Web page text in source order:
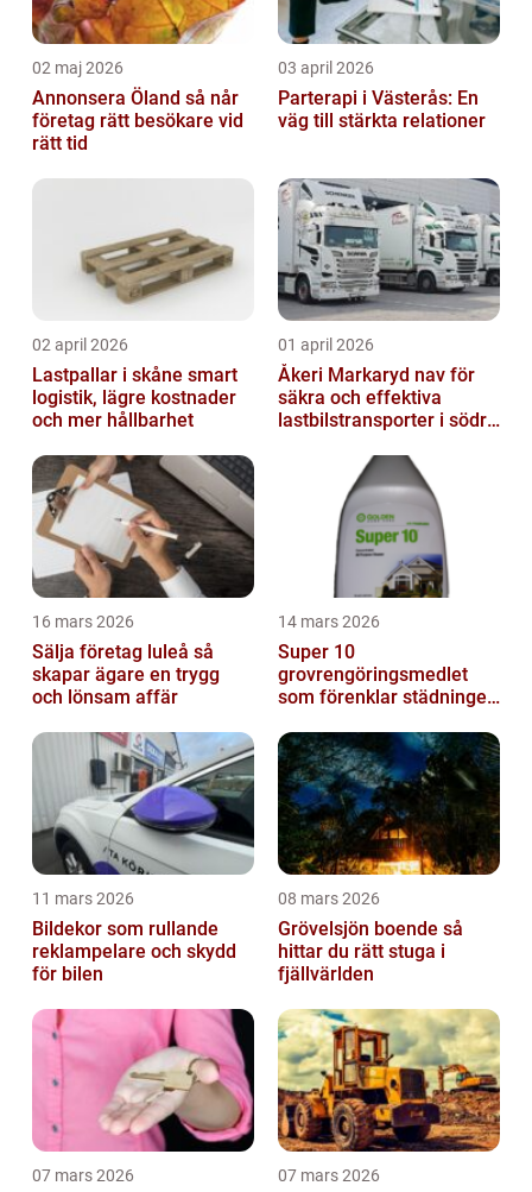
02 maj 2026
Annonsera Öland så når
företag rätt besökare vid
rätt tid
03 april 2026
Parterapi i Västerås: En
väg till stärkta relationer
02 april 2026
Lastpallar i skåne smart
logistik, lägre kostnader
och mer hållbarhet
01 april 2026
Åkeri Markaryd nav för
säkra och effektiva
lastbilstransporter i södra
16 mars 2026
Sälja företag luleå så
skapar ägare en trygg
och lönsam affär
14 mars 2026
Super 10
grovrengöringsmedlet
som förenklar städningen
11 mars 2026
Bildekor som rullande
reklampelare och skydd
för bilen
08 mars 2026
Grövelsjön boende så
hittar du rätt stuga i
fjällvärlden
07 mars 2026 07 mars 2026